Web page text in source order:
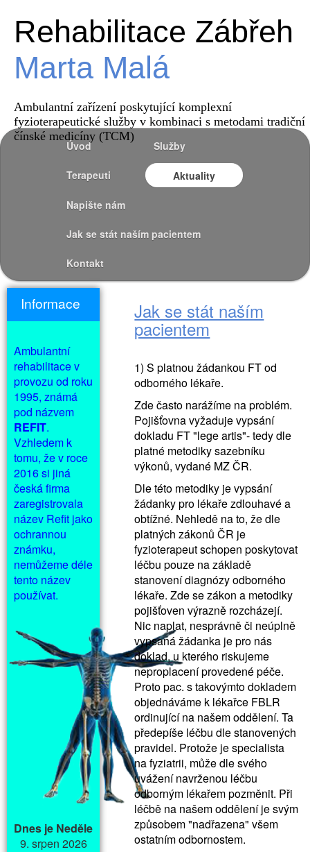
Rehabilitace Zábřeh
Marta Malá
Ambulantní zařízení poskytující komplexní
fyzioterapeutické služby v kombinaci s metodami tradiční
čínské medicíny (TCM)
Úvod Služby
Terapeuti Aktuality
Napište nám
Jak se stát naším pacientem
Kontakt
Informace
Ambulantní
rehabilitace v
provozu od roku
1995, známá
pod názvem
REFIT.
Vzhledem k
tomu, že v roce
2016 si jiná
česká firma
zaregistrovala
název Refit jako
ochrannou
známku,
nemůžeme déle
tento název
používat.
Dnes je Neděle
9. srpen 2026
Jak se stát naším
pacientem
1) S platnou žádankou FT od
odborného lékaře.
Zde často narážíme na problém.
Pojišťovna vyžaduje vypsání
dokladu FT "lege artis"- tedy dle
platné metodiky sazebníku
výkonů, vydané MZ ČR.
Dle této metodiky je vypsání
žádanky pro lékaře zdlouhavé a
obtížné. Nehledě na to, že dle
platných zákonů ČR je
fyzioterapeut schopen poskytovat
léčbu pouze na základě
stanovení diagnózy odborného
lékaře. Zde se zákon a metodiky
pojišťoven výrazně rozcházejí.
Nic naplat, nesprávně či neúplně
vypsaná žádanka je pro nás
doklad, u kterého riskujeme
neproplacení provedené péče.
Proto pac. s takovýmto dokladem
objednáváme k lékařce FBLR
ordinující na našem oddělení. Ta
předepíše léčbu dle stanovených
pravidel. Protože je specialista
na fyziatrii, může dle svého
uvážení navrženou léčbu
odborným lékařem pozměnit. Při
léčbě na našem oddělení je svým
způsobem "nadřazena" všem
ostatním odbornostem.